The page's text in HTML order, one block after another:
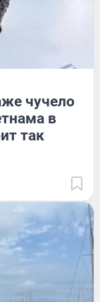
чучело
в
так